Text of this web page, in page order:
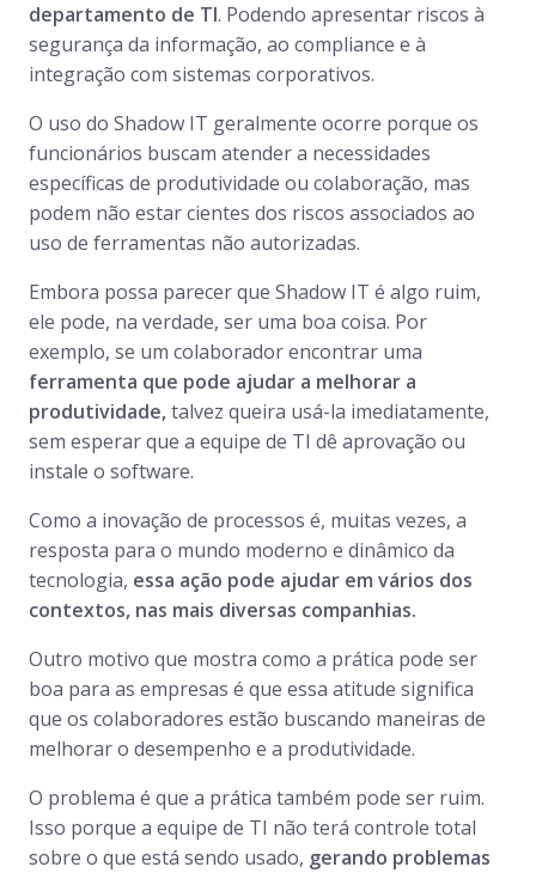
departamento de TI. Podendo apresentar riscos à
segurança da informação, ao compliance e à
integração com sistemas corporativos.
O uso do Shadow IT geralmente ocorre porque os
funcionários buscam atender a necessidades
específicas de produtividade ou colaboração, mas
podem não estar cientes dos riscos associados ao
uso de ferramentas não autorizadas.
Embora possa parecer que Shadow IT é algo ruim,
ele pode, na verdade, ser uma boa coisa. Por
exemplo, se um colaborador encontrar uma
ferramenta que pode ajudar a melhorar a
produtividade,talvez queira usá-la imediatamente,
sem esperar que a equipe de TI dê aprovação ou
instale o software.
Como a inovação de processos é, muitas vezes, a
resposta para o mundo moderno e dinâmico da
tecnologia, essa ação pode ajudar em vários dos
contextos, nas mais diversas companhias.
Outro motivo que mostra como a prática pode ser
boa para as empresas é que essa atitude significa
que os colaboradores estão buscando maneiras de
melhorar o desempenho e a produtividade.
O problema é que a prática também pode ser ruim.
Isso porque a equipe de TI não terá controle total
sobre o que está sendo usado, gerando problemas